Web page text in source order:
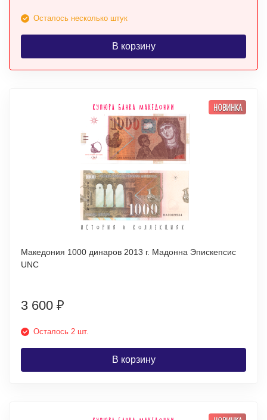
Осталось несколько штук
В корзину
НОВИНКА
Македония 1000 динаров 2013 г. Мадонна Эпискепсис
UNC
3 600 ₽
Осталось 2 шт.
В корзину